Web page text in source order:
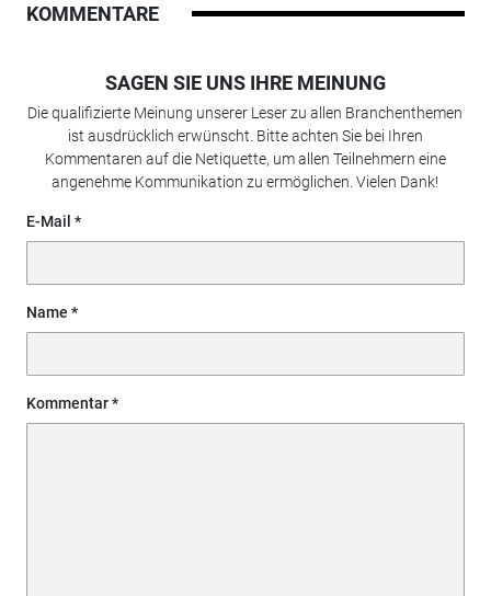
KOMMENTARE
SAGEN SIE UNS IHRE MEINUNG
Die qualifizierte Meinung unserer Leser zu allen Branchenthemen
ist ausdrücklich erwünscht. Bitte achten Sie bei Ihren
Kommentaren auf die Netiquette, um allen Teilnehmern eine
angenehme Kommunikation zu ermöglichen. Vielen Dank!
E-Mail
Name
Kommentar